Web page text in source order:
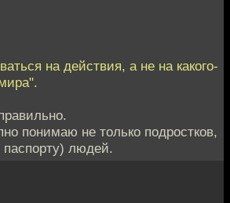
на действия, а не на какого-
понимаю не только подростков,
людей.